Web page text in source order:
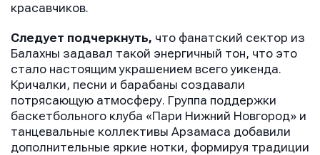
красавчиков.
Следует подчеркнуть, что фанатский сектор из
Балахны задавал такой энергичный тон, что это
стало настоящим украшением всего уикенда.
Кричалки, песни и барабаны создавали
потрясающую атмосферу. Группа поддержки
баскетбольного клуба «Пари Нижний Новгород» и
танцевальные коллективы Арзамаса добавили
дополнительные яркие нотки, формируя традиции